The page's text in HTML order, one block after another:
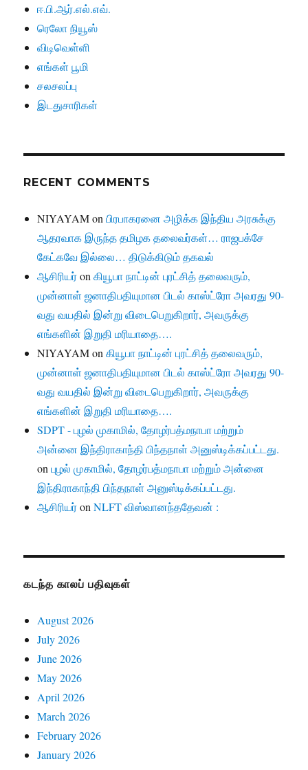
ஈ.பி.ஆர்.எல்.எவ்.
ரெலோ நியூஸ்
விடிவெள்ளி
எங்கள் பூமி
சலசலப்பு
இடதுசாரிகள்
RECENT COMMENTS
NIYAYAMonபிரபாகரனை அழிக்க இந்திய அரசுக்கு
ஆதரவாக இருந்த தமிழக தலைவர்கள்… ராஜபக்சே
கேட்கவே இல்லை… திடுக்கிடும் தகவல்
ஆசிரியர்onகியூபா நாட்டின் புரட்சித் தலைவரும்,
முன்னாள் ஜனாதிபதியுமான பிடல் காஸ்ட்ரோ அவரது 90-
வது வயதில் இன்று விடைபெறுகிறார், அவருக்கு
எங்களின் இறுதி மரியாதை….
NIYAYAMonகியூபா நாட்டின் புரட்சித் தலைவரும்,
முன்னாள் ஜனாதிபதியுமான பிடல் காஸ்ட்ரோ அவரது 90-
வது வயதில் இன்று விடைபெறுகிறார், அவருக்கு
எங்களின் இறுதி மரியாதை….
SDPT - புழல் முகாமில், தோழர்பத்மநாபா மற்றும்
அன்னை இந்திராகாந்தி பிந்தநாள் அனுஸ்டிக்கப்பட்டது.
onபுழல் முகாமில், தோழர்பத்மநாபா மற்றும் அன்னை
இந்திராகாந்தி பிந்தநாள் அனுஸ்டிக்கப்பட்டது.
ஆசிரியர்onNLFT விஸ்வானந்ததேவன் :
கடந்த காலப் பதிவுகள்
August 2026
July 2026
June 2026
May 2026
April 2026
March 2026
February 2026
January 2026